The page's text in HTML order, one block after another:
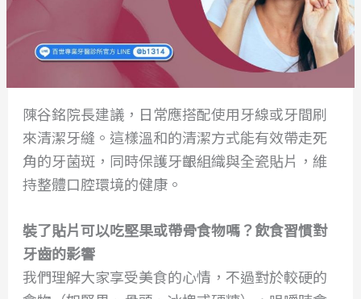
陳谷銘院長建議，日常應搭配使用牙線或牙間刷
來清潔牙縫。這樣溫和的清潔方式能有效帶走死
角的牙菌斑，同時保護牙齦組織與全瓷貼片，維
持整體口腔環境的健康。
裝了貼片可以吃堅果或帶骨食物嗎？飲食習慣對
牙齒的影響
我們理解大家享受美食的心情，不過對於較硬的